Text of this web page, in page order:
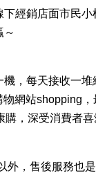
經銷店面市民
～
，每天接收一
網站shopping
，深受消費者喜
外，售後服務也